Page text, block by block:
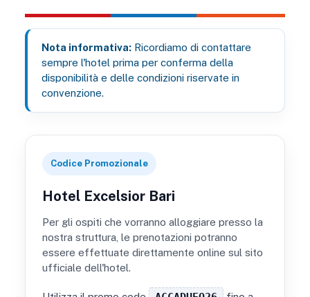
Nota informativa: Ricordiamo di contattare
sempre l'hotel prima per conferma della
disponibilità e delle condizioni riservate in
convenzione.
Codice Promozionale
Hotel Excelsior Bari
Per gli ospiti che vorranno alloggiare presso la
nostra struttura, le prenotazioni potranno
essere effettuate direttamente online sul sito
ufficiale dell'hotel.